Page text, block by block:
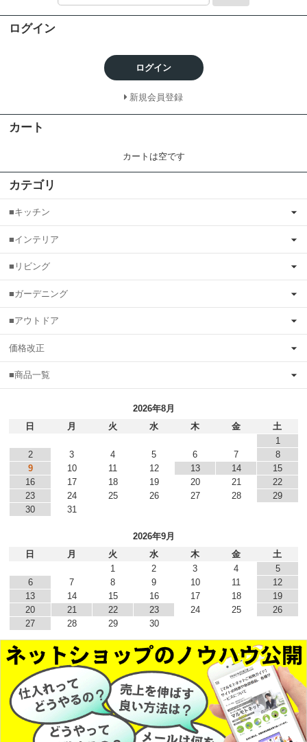
ログイン
ログイン
新規会員登録
カート
カートは空です
カテゴリ
■キッチン
■インテリア
■リビング
■ガーデニング
■アウトドア
価格改正
■商品一覧
2026年8月
日
月 火 水 木 金
土
1
2
3 4 5 6 7
8
9
10 11 12 13 14
15
16
17 18 19 20 21
22
23
24 25 26 27 28
29
30
31
2026年9月
日
月 火 水 木 金
土
1
2 3 4
5
6
7 8 9 10 11
12
13
14 15 16 17 18
19
20
21 22 23 24 25
26
27
28 29 30